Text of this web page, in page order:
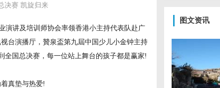
决赛 凯旋归来
演讲及培训师协会率领香港小主持代表队赴广
台演播厅，贊泉盃第九屆中国少儿小金钟主持
全国总决赛，每一位站上舞台的孩子都是赢家!
真垫与热爱!
图文资讯